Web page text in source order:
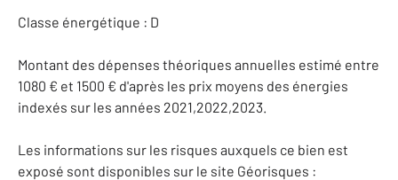
Classe énergétique : D
Montant des dépenses théoriques annuelles estimé entre
1080 € et 1500 € d'après les prix moyens des énergies
indexés sur les années 2021,2022,2023.
Les informations sur les risques auxquels ce bien est
exposé sont disponibles sur le site Géorisques :